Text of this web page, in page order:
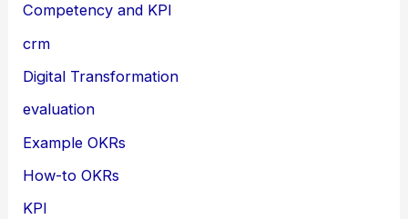
Competency and KPI
crm
Digital Transformation
evaluation
Example OKRs
How-to OKRs
KPI